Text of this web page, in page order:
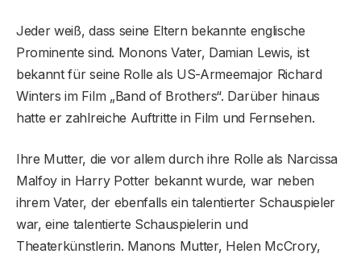
Jeder weiß, dass seine Eltern bekannte englische
Prominente sind. Monons Vater, Damian Lewis, ist
bekannt für seine Rolle als US-Armeemajor Richard
Winters im Film „Band of Brothers“. Darüber hinaus
hatte er zahlreiche Auftritte in Film und Fernsehen.
Ihre Mutter, die vor allem durch ihre Rolle als Narcissa
Malfoy in Harry Potter bekannt wurde, war neben
ihrem Vater, der ebenfalls ein talentierter Schauspieler
war, eine talentierte Schauspielerin und
Theaterkünstlerin. Manons Mutter, Helen McCrory,